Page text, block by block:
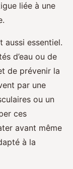
liée à une
aussi essentiel.
d’eau ou de
de prévenir la
par une
ou un
ces
avant même
à la